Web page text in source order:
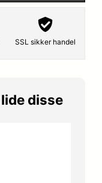
e
9
SSL sikker handel
disse